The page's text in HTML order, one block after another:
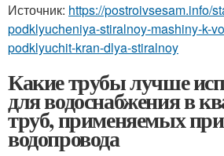
Источник: https://postroivsesam.info/
podklyucheniya-stiralnoy-mashiny-k-
podklyuchit-kran-dlya-stiralnoy
Какие трубы лучше
для водоснабжения в
труб, применяемых при
водопровода